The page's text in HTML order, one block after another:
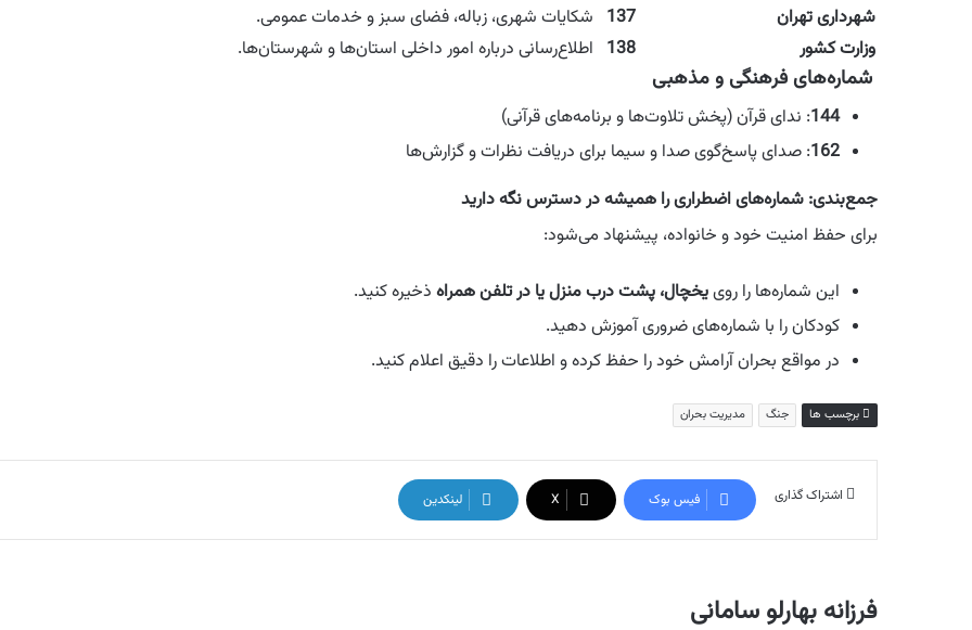
شهرداری تهران
137 شکایات شهری، زباله، فضای سبز و خدمات عمومی.
وزارت کشور
138 اطلاع‌رسانی درباره امور داخلی استان‌ها و شهرستان‌ها.
شماره‌های فرهنگی و مذهبی
144: ندای قرآن (پخش تلاوت‌ها و برنامه‌های قرآنی)
162: صدای پاسخ‌گوی صدا و سیما برای دریافت نظرات و گزارش‌ها
جمع‌بندی: شماره‌های اضطراری را همیشه در دسترس نگه دارید
برای حفظ امنیت خود و خانواده، پیشنهاد می‌شود:
این شماره‌ها را روییخچال، پشت درب منزل یا در تلفن همراه ذخیره کنید.
کودکان را با شماره‌های ضروری آموزش دهید.
در مواقع بحران آرامش خود را حفظ کرده و اطلاعات را دقیق اعلام کنید.
برچسب ها جنگ مدیریت بحران
اشتراک گذاری فیس بوک X لینکدین
فرزانه بهارلو سامانی